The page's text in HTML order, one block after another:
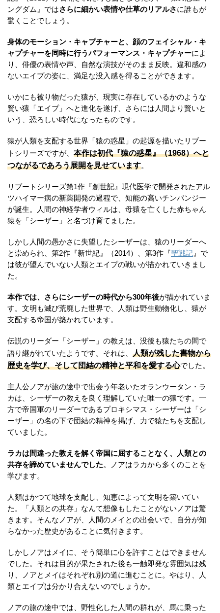
ングダム』ではさらに細かい表情や仕草のリアルさに誰もが
驚くことでしょう。
身体のモーション・キャプチャーと、顔のフェイシャル・キ
ャプチャーを同時に行うパフォーマンス・キャプチャーによ
り、俳優の表情や声、自然な演技がそのまま反映。違和感の
ないエイプの姿に、満足な没入感を得ることができます。
いかにも被り物だった猿が、現実に存在しているかのような
賢い猿「エイプ」へと進化を遂げ、さらには人間より賢いと
いう、恐ろしい時代になったものです。
猿が人類を支配する世界「猿の惑星」の起源を描いたリブー
トシリーズですが、 本作は初代『猿の惑星』（1968）へと
つながるであろう展開を見せています。
リブートシリーズ第1作『創世記』現代医学で開発されたアル
ツハイマー病の新薬開発の過程で、知能の高いチンパンジー
が誕生。人間の神経学者ウィルは、母猿を亡くした赤ちゃん
猿を「シーザー」と名づけ育てました。
しかし人間の愚かさに失望したシーザーは、猿のリーダーへ
と崇められ、第2作『新世紀』（2014）、第3作『聖戦記 』で
は彼が望んでいない人類とエイプの戦いが描かれていきまし
た。
本作では、さらにシーザーの時代から300年後が描かれていま
す。文明も滅び荒廃した世界で、人類は野生動物化し、猿が
支配する帝国が築かれています。
伝説のリーダー「シーザー」の教えは、没後も猿たちの間で
語り継がれていたようです。それは、 人類が残した書物から
歴史を学び、そして団結の精神と平和を愛する心でした。
主人公ノアが旅の途中で出会う年老いたオランウータン・ラ
カは、シーザーの教えを良く理解していた唯一の猿です。一
方で帝国軍のリーダーであるプロキシマス・シーザーは「シ
ーザー」の名の下で団結の精神を掲げ、力で猿たちを支配し
ていました。
ラカは間違った教えを解く帝国に屈することなく、人類との
共存を諦めていませんでした。ノアはラカから多くのことを
学びます。
人類はかつて地球を支配し、知恵によって文明を築いてい
た。「人類との共存」なんて想像もしたことがないノアは驚
きます。そんなノアが、人間のメイとの出会いで、自分が知
らなかった歴史があることに気付きます。
しかしノアはメイに、そう簡単に心を許すことはできません
でした。それは目的が果たされた後も一触即発な雰囲気は残
り、ノアとメイはそれぞれ別の道に進むことに。やはり、人
類とエイプは分かり合えないのでしょうか。
ノアの旅の途中では、野性化した人間の群れが、馬に乗った